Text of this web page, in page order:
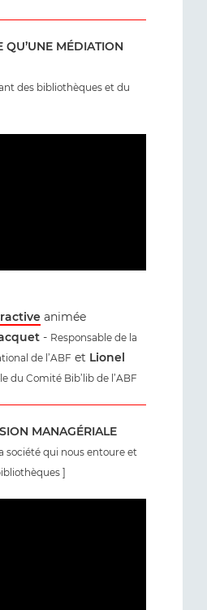
QU’UNE MÉDIATION
des bibliothèques et du
animée
- Responsable de la
de l’ABF et Lionel
du Comité Bib’lib de l’ABF
MANAGÉRIALE
société qui nous entoure et
]